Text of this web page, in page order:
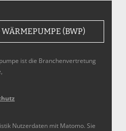
(BWP)
ist die Branchenvertretung
Nutzerdaten mit Matomo. Sie